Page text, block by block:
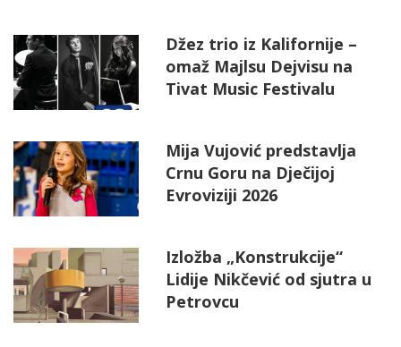
Džez trio iz Kalifornije –
omaž Majlsu Dejvisu na
Tivat Music Festivalu
Mija Vujović predstavlja
Crnu Goru na Dječijoj
Evroviziji 2026
Izložba „Konstrukcije“
Lidije Nikčević od sjutra u
Petrovcu